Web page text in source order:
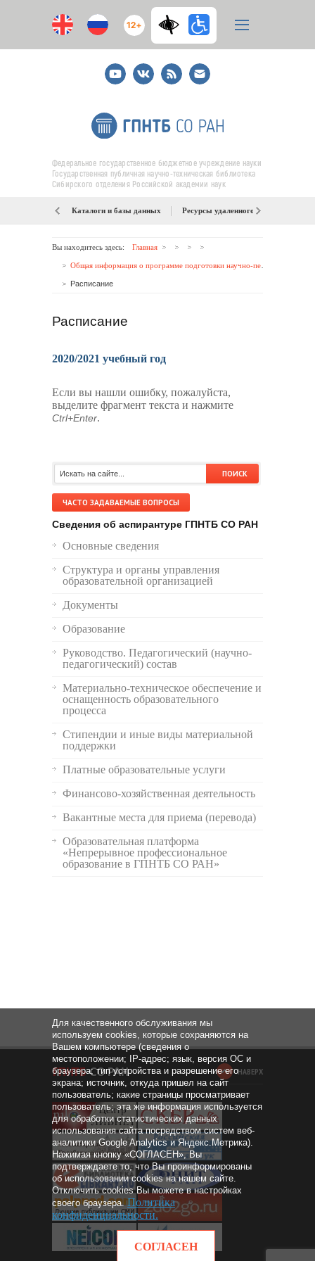
12+
YoutubeВКонтакте
RSS
E-
mail
Федеральное государственное бюджетное учреждение науки
Государственная публичная научно-техническая библиотека
Сибирского отделения Российской академии наук
Каталоги и базы данных Ресурсы удаленного доступа
Вы находитесь здесь: Главная
Расписание
Расписание
2020/2021 учебный год
Если вы нашли ошибку, пожалуйста,
выделите фрагмент текста и нажмите
Ctrl+Enter.
ЧАСТО ЗАДАВАЕМЫЕ ВОПРОСЫ
Сведения об аспирантуре ГПНТБ СО РАН
Основные сведения
Структура и органы управления
образовательной организацией
Документы
Образование
Руководство. Педагогический (научно-
педагогический) состав
Материально-техническое обеспечение и
оснащенность образовательного
процесса
Стипендии и иные виды материальной
поддержки
Платные образовательные услуги
Финансово-хозяйственная деятельность
Вакантные места для приема (перевода)
Образовательная платформа
«Непрерывное профессиональное
образование в ГПНТБ СО РАН»
НАВЕРХ
Для качественного обслуживания мы
используем cookies, которые сохраняются на
Вашем компьютере (сведения о
местоположении; IP-адрес; язык, версия ОС и
браузера; тип устройства и разрешение его
экрана; источник, откуда пришел на сайт
пользователь; какие страницы просматривает
пользователь; эта же информация используется
для обработки статистических данных
использования сайта посредством систем веб-
аналитики Google Analytics и Яндекс.Метрика).
Нажимая кнопку «СОГЛАСЕН», Вы
подтверждаете то, что Вы проинформированы
об использовании cookies на нашем сайте.
Отключить cookies Вы можете в настройках
своего браузера.Политика
конфиденциальности.
СОГЛАСЕН